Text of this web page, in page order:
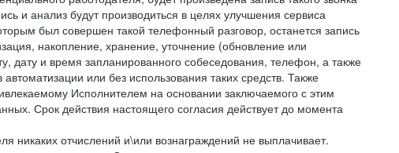
и анализ будут производиться в целях улучшения сервиса
был совершен такой телефонный разговор, останется запись
накопление, хранение, уточнение (обновление или
дату и время запланированного собеседования, телефон, а также
или без использования таких средств. Также
Исполнителем на основании заключаемого с этим
Срок действия настоящего согласия действует до момента
никаких отчислений и\или вознаграждений не выплачивает.